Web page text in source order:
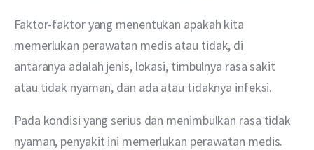
Faktor-faktor yang menentukan apakah kita
memerlukan perawatan medis atau tidak, di
antaranya adalah jenis, lokasi, timbulnya rasa sakit
atau tidak nyaman, dan ada atau tidaknya infeksi.
Pada kondisi yang serius dan menimbulkan rasa tidak
nyaman, penyakit ini memerlukan perawatan medis.